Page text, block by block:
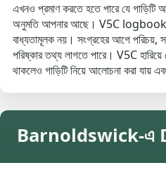
এখনও প্রমাণ করতে হতে পারে যে গাড়িটি
অনুমতি আপনার আছে। V5C logbook
বাধ্যতামূলক নয়। সংগ্রহের আগে পরিচয়,
পরিষ্কার তথ্য লাগতে পারে। V5C হারিয়ে
থাকলেও গাড়িটি নিয়ে আলোচনা করা যায়
Barnoldswick-এ